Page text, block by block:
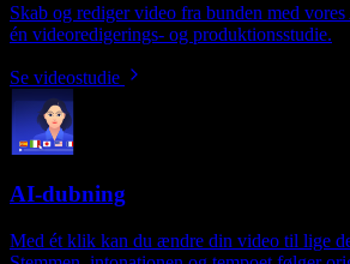
Skab og rediger video fra bunden med
én videoredigerings- og produktionsstudie.
Se videostudie
AI-dubning
Med ét klik kan du ændre din video til lige